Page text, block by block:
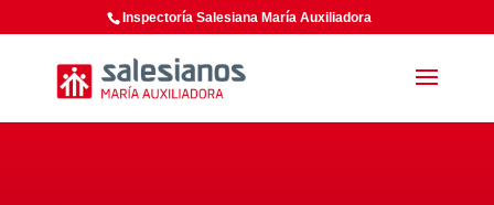
Inspectoría Salesiana María Auxiliadora